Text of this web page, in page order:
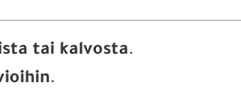
tai kalvosta.
.